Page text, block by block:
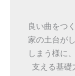
良い曲をつ
家の土台が
しまう様に
支える基礎